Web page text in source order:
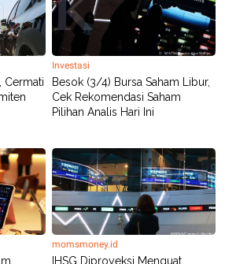
Cermati
Investasi
Besok (3/4) Bursa Saham Libur,
Cek Rekomendasi Saham
Pilihan Analis Hari Ini
momsmoney.id
IHSG Diproyeksi Menguat